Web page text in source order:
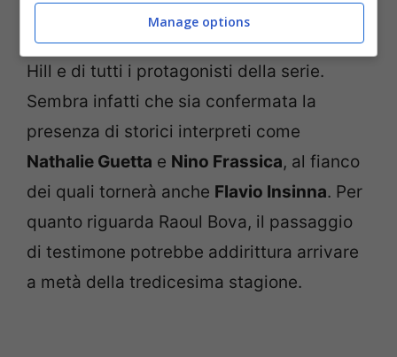
Da Gubbio a Spoleto. La cittadina sarà di
nuovo il teatro delle peripezie di Terence
Hill e di tutti i protagonisti della serie.
Sembra infatti che sia confermata la
presenza di storici interpreti come
Nathalie Guetta e Nino Frassica, al fianco
dei quali tornerà anche Flavio Insinna. Per
quanto riguarda Raoul Bova, il passaggio
di testimone potrebbe addirittura arrivare
a metà della tredicesima stagione.
Manage options